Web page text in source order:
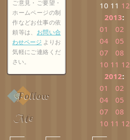
ご意見・ご要望・
ホームページの制
作などお仕事の依
頼等は、 お問い合
わせページ よりお
気軽にご連絡くだ
さい。
Follow
Me
10 11 12
2013:
01
02
04
05
07
08
10 11 12
2012:
01
02
04
05
07
08
10 11 12